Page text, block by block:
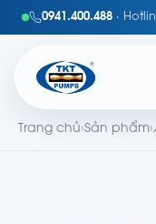
0941.400.488 ·
Trang chủ›Sản phẩm›